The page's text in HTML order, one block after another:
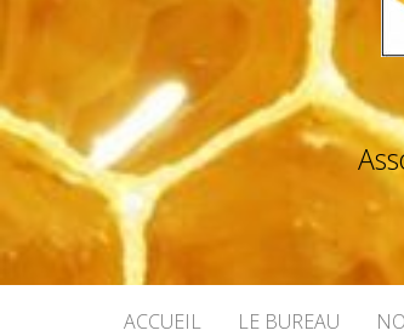
ACCUEIL LE BUREAU